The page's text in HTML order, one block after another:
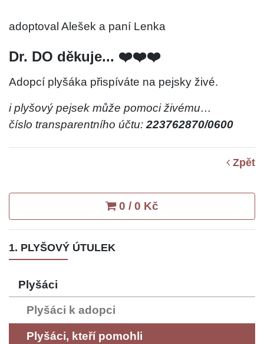
adoptoval Alešek a paní Lenka
Dr. DO děkuje... ❤️❤️❤️
Adopcí plyšáka přispíváte na pejsky živé.
i plyšový pejsek může pomoci živému…
číslo transparentního účtu: 223762870/0600
Zpět
0 / 0 Kč
1. PLYŠOVÝ ÚTULEK
Plyšáci
Plyšáci k adopci
Plyšáci, kteří pomohli